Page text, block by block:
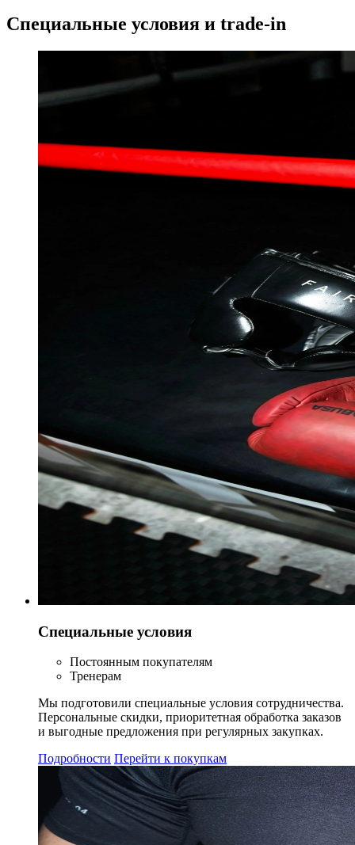
Специальные условия и trade-in
Специальные условия
Постоянным покупателям
Тренерам
Мы подготовили специальные условия сотрудничества.
Персональные скидки, приоритетная обработка заказов
и выгодные предложения при регулярных закупках.
Подробности Перейти к покупкам